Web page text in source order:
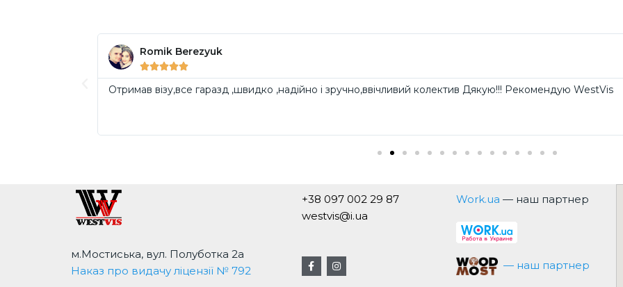
Romik Berezyuk

Отримав візу,все гаразд ,швидко ,надійно і зручно,ввічливий колектив Дякую!!! Рекомендую WestVis
м.Мостиська, вул. Полуботка 2а
Наказ про видачу ліцензії № 792
+38 097 002 29 87
westvis@i.ua
Work.ua — наш партнер
— наш партнер